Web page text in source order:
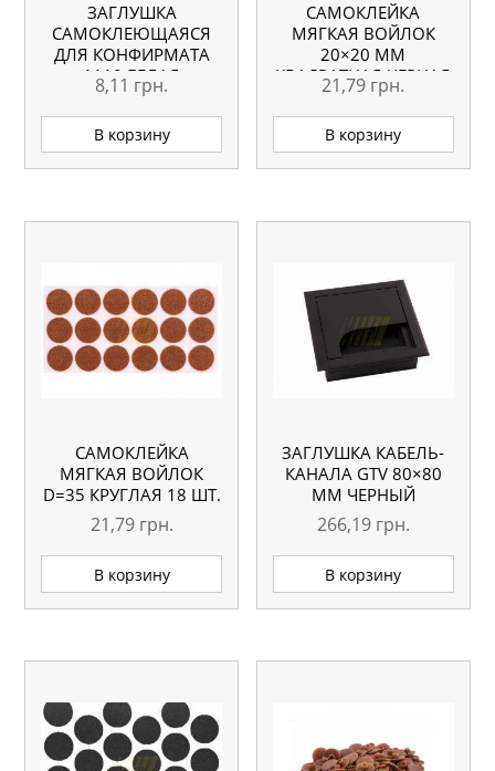
ЗАГЛУШКА
САМОКЛЕЮЩАЯСЯ
ДЛЯ КОНФИРМАТА
1110 БЕЛАЯ
8,11 грн.
В корзину
САМОКЛЕЙКА
МЯГКАЯ ВОЙЛОК
20×20 ММ
КВАДРАТНАЯ ЧЕРНАЯ
40 ШТ.
21,79 грн.
В корзину
САМОКЛЕЙКА
МЯГКАЯ ВОЙЛОК
D=35 КРУГЛАЯ 18 ШТ.
21,79 грн.
В корзину
ЗАГЛУШКА КАБЕЛЬ-
КАНАЛА GTV 80×80
ММ ЧЕРНЫЙ
266,19 грн.
В корзину